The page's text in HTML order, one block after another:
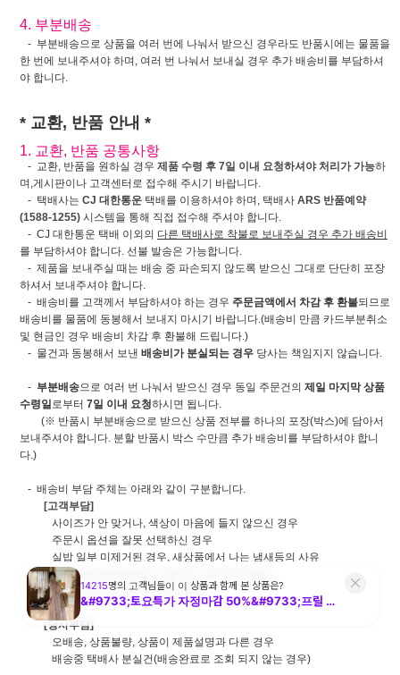
4. 부분배송
- 부분배송으로 상품을 여러 번에 나눠서 받으신 경우라도 반품시에는 물품을
한 번에 보내주셔야 하며, 여러 번 나눠서 보내실 경우 추가 배송비를 부담하셔
야 합니다.
* 교환, 반품 안내 *
1. 교환, 반품 공통사항
- 교환, 반품을 원하실 경우 제품 수령 후 7일 이내 요청하셔야 처리가 가능하
며,게시판이나 고객센터로 접수해 주시기 바랍니다.
- 택배사는 CJ 대한통운 택배를 이용하셔야 하며, 택배사 ARS 반품예약
(1588-1255) 시스템을 통해 직접 접수해 주셔야 합니다.
- CJ 대한통운 택배 이외의 다른 택배사로 착불로 보내주실 경우 추가 배송비
를 부담하셔야 합니다. 선불 발송은 가능합니다.
- 제품을 보내주실 때는 배송 중 파손되지 않도록 받으신 그대로 단단히 포장
하셔서 보내주셔야 합니다.
- 배송비를 고객께서 부담하셔야 하는 경우 주문금액에서 차감 후 환불되므로
배송비를 물품에 동봉해서 보내지 마시기 바랍니다.(배송비 만큼 카드부분취소
및 현금인 경우 배송비 차감 후 환불해 드립니다.)
- 물건과 동봉해서 보낸 배송비가 분실되는 경우 당사는 책임지지 않습니다.
- 부분배송으로 여러 번 나눠서 받으신 경우 동일 주문건의 제일 마지막 상품
수령일로부터 7일 이내 요청하시면 됩니다.
(※ 반품시 부분배송으로 받으신 상품 전부를 하나의 포장(박스)에 담아서
보내주셔야 합니다. 분할 반품시 박스 수만큼 추가 배송비를 부담하셔야 합니
다.)
- 배송비 부담 주체는 아래와 같이 구분합니다.
[고객부담]
사이즈가 안 맞거나, 색상이 마음에 들지 않으신 경우
주문시 옵션을 잘못 선택하신 경우
실밥 일부 미제거된 경우, 새상품에서 나는 냄새등의 사유
배송완료 (배송완료로 조회되는 경우)후 분실건
(경비실에 맡긴 후 경비실 분실등)
[당사부담]
오배송, 상품불량, 상품이 제품설명과 다른 경우
배송중 택배사 분실건(배송완료로 조회 되지 않는 경우)